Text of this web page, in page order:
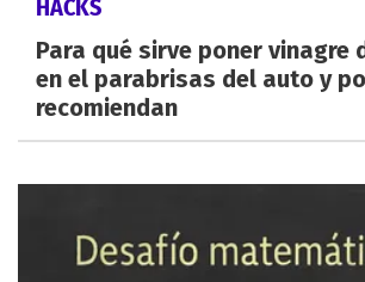
HACKS
Para qué sirve poner vinagre
en el parabrisas del auto y
recomiendan